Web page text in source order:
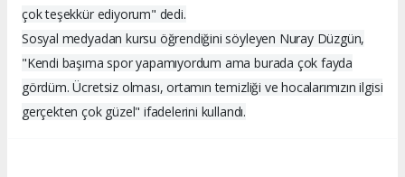
çok teşekkür ediyorum" dedi.
Sosyal medyadan kursu öğrendiğini söyleyen Nuray Düzgün,
"Kendi başıma spor yapamıyordum ama burada çok fayda
gördüm. Ücretsiz olması, ortamın temizliği ve hocalarımızın ilgisi
gerçekten çok güzel" ifadelerini kullandı.